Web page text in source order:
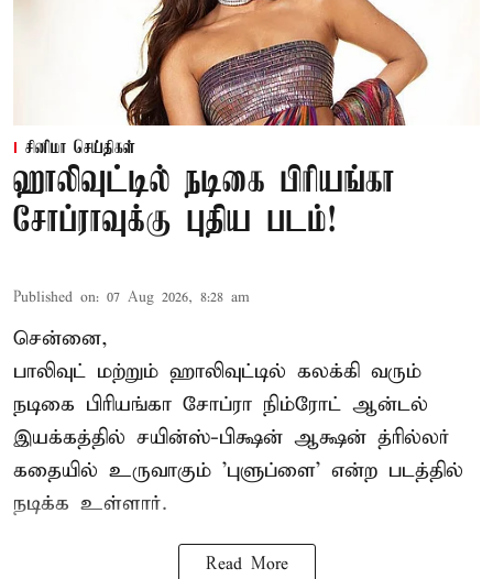
சினிமா செய்திகள்
ஹாலிவுட்டில் நடிகை பிரியங்கா
சோப்ராவுக்கு புதிய படம்!
Published on: 07 Aug 2026, 8:28 am
சென்னை,
பாலிவுட் மற்றும் ஹாலிவுட்டில் கலக்கி வரும்
நடிகை பிரியங்கா சோப்ரா நிம்ரோட் ஆன்டல்
இயக்கத்தில் சயின்ஸ்-பிக்ஷன் ஆக்ஷன் த்ரில்லர்
கதையில் உருவாகும் 'புளுப்ளை' என்ற படத்தில்
நடிக்க உள்ளார்.
Read More